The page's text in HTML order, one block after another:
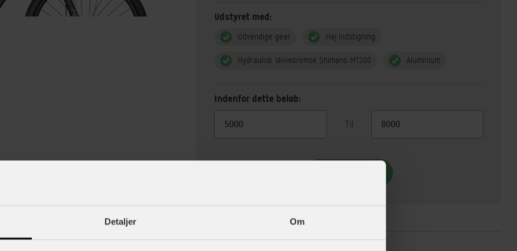
Detaljer Om
Udstyret med:
Udvendige gear Høj indstigning
Hydraulisk skivebremse Shimano MT200 Aluminium
Indenfor dette beløb:
Til
Specifikationer